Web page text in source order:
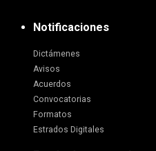
Notificaciones
Dictámenes
Avisos
Acuerdos
Convocatorias
Formatos
Estrados Digitales